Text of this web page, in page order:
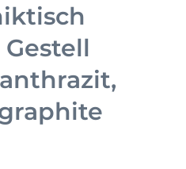
Gestell